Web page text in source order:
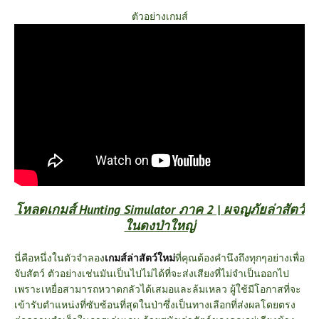
ตัวอย่างเกมส์
โหลดเกมส์ Hunting Simulator ภาค 2 | ผจญภัยล่าสัตว์
ในดงป่าใหญ่
นี่คือหนึ่งในตัวจำลองเกมส์ล่าสัตว์ใหม่ที่คุณต้องคำนึงถึงทุกๆอย่างเพื่อ
จับสัตว์ ตัวอย่างเช่นมันเป็นไปไม่ได้ที่จะส่งเสียงที่ไม่จำเป็นออกไป
เพราะเหยื่อสามารถหวาดกลัวได้เสมอและล้มเหลว ผู้ใช้มีโอกาสที่จะ
เข้ารับตำแหน่งที่ซับซ้อนที่สุดในป่าซึ่งเป็นทางเลือกที่ส่งผลโดยตรง